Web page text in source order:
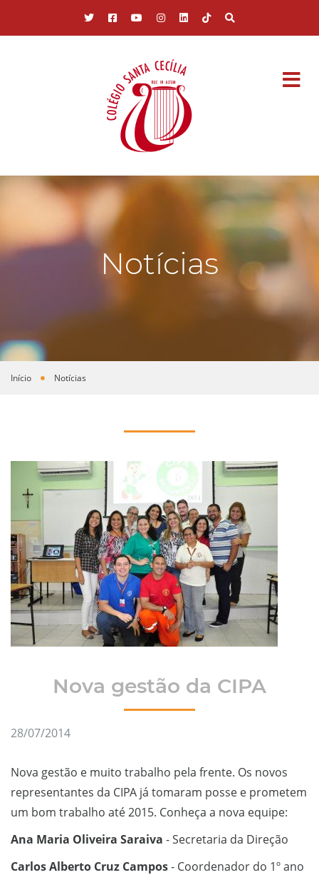
Notícias
Você está aqui
Início Notícias
Nova gestão da CIPA
28/07/2014
Nova gestão e muito trabalho pela frente. Os novos
representantes da CIPA já tomaram posse e prometem
um bom trabalho até 2015. Conheça a nova equipe:
Ana Maria Oliveira Saraiva - Secretaria da Direção
Carlos Alberto Cruz Campos- Coordenador do 1º ano